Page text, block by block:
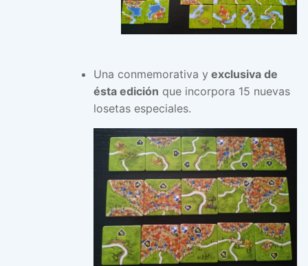
Una conmemorativa y exclusiva de
ésta edición que incorpora 15 nuevas
losetas especiales.